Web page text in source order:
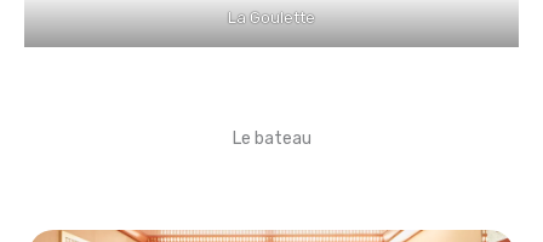
La Goulette
Le bateau